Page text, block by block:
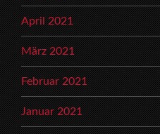
April 2021
März 2021
Februar 2021
Januar 2021